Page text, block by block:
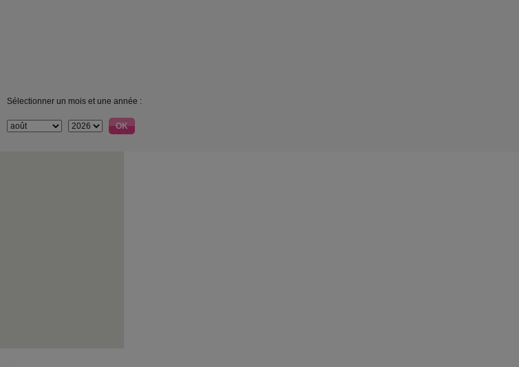
Sélectionner un mois et une année :